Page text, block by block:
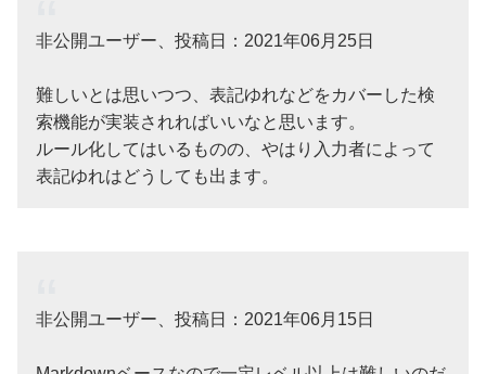
非公開ユーザー、投稿日：2021年06月25日
難しいとは思いつつ、表記ゆれなどをカバーした検
索機能が実装されればいいなと思います。
ルール化してはいるものの、やはり入力者によって
表記ゆれはどうしても出ます。
非公開ユーザー、投稿日：2021年06月15日